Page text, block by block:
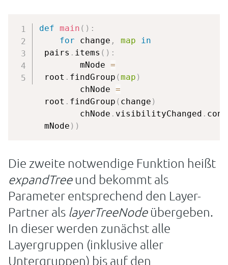
def main ( ) :
for change , map
in
pairs . items ( ) :
        mNode
=
root . findGroup (map )
        chNode
=
root . findGroup ( change )
        chNode
. visibilityChanged .
mNode ) )
Die zweite notwendige Funktion heißt
expandTreeund bekommt als
Parameter entsprechend den Layer-
Partner als layerTreeNodeübergeben.
In dieser werden zunächst alle
Layergruppen (inklusive aller
Untergruppen) bis auf den